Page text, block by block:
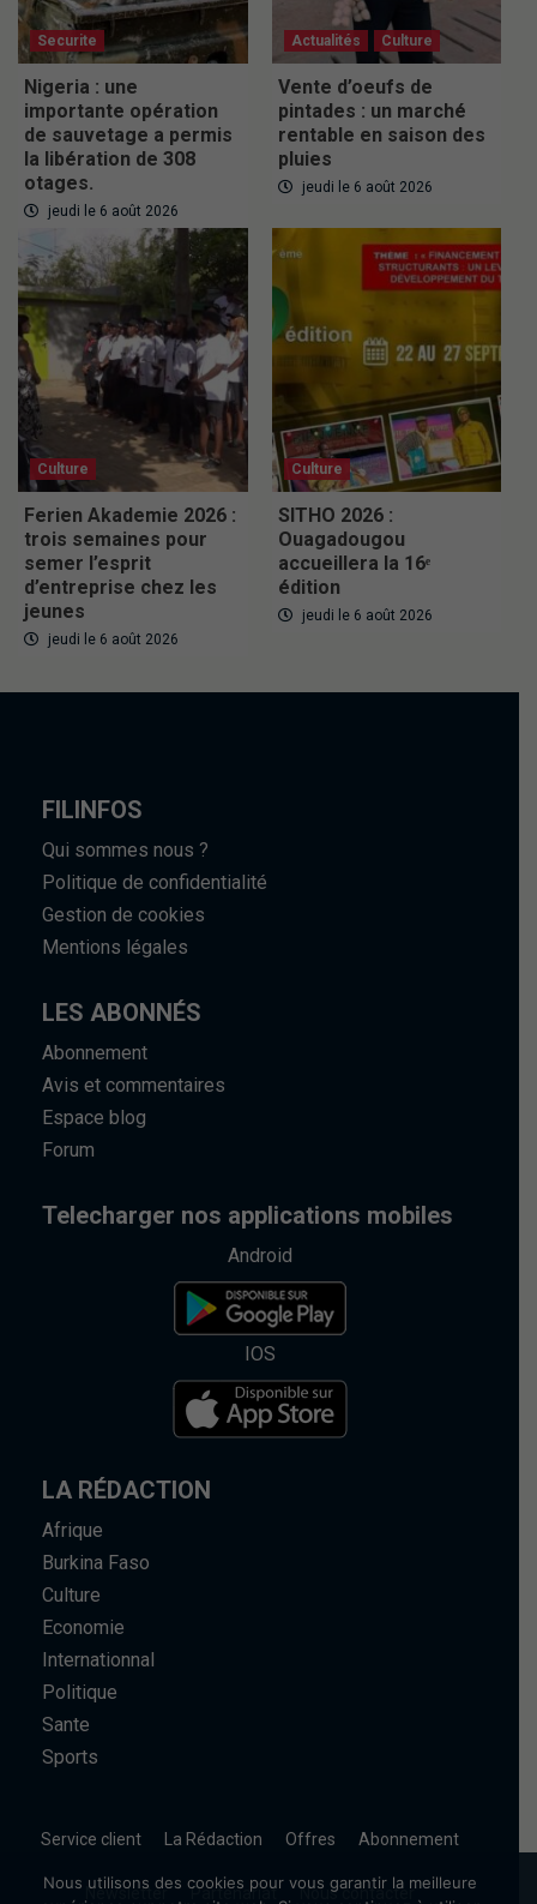
Securite
Nigeria : une
importante opération
de sauvetage a permis
la libération de 308
otages.
jeudi le 6 août 2026
Actualités Culture
Vente d’oeufs de
pintades : un marché
rentable en saison des
pluies
jeudi le 6 août 2026
Culture
Ferien Akademie 2026 :
trois semaines pour
semer l’esprit
d’entreprise chez les
jeunes
jeudi le 6 août 2026
Culture
SITHO 2026 :
Ouagadougou
accueillera la 16ᵉ
édition
jeudi le 6 août 2026
FILINFOS
Qui sommes nous ?
Politique de confidentialité
Gestion de cookies
Mentions légales
LES ABONNÉS
Abonnement
Avis et commentaires
Espace blog
Forum
Telecharger nos applications mobiles
Android
IOS
LA RÉDACTION
Afrique
Burkina Faso
Culture
Economie
Internationnal
Politique
Sante
Sports
Service client La Rédaction Offres Abonnement
Newsletter Partenariat Nous contacter
Nous utilisons des cookies pour vous garantir la meilleure